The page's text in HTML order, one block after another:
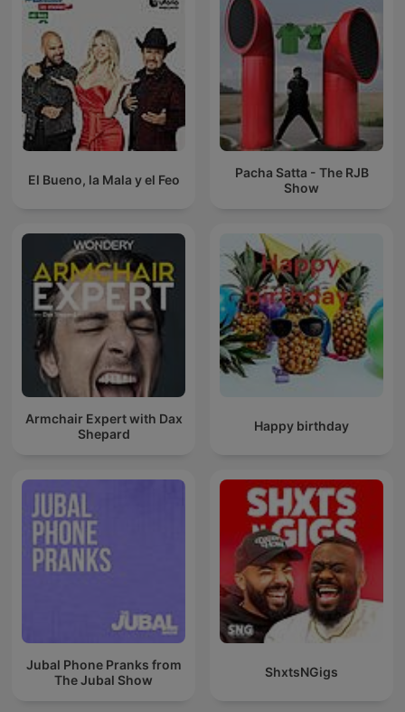
El Bueno, la Mala y el Feo
Pacha Satta - The RJB
Show
Armchair Expert with Dax
Shepard
Happy birthday
Jubal Phone Pranks from
The Jubal Show
ShxtsNGigs